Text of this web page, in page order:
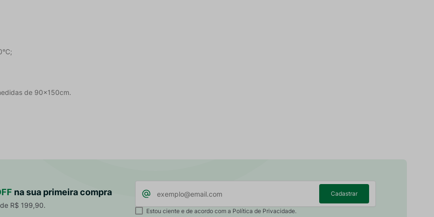
de 90x150cm.
na sua primeira compra
R$ 199,90.
Cadastrar
Estou ciente e de acordo com a Política de Privacidade.